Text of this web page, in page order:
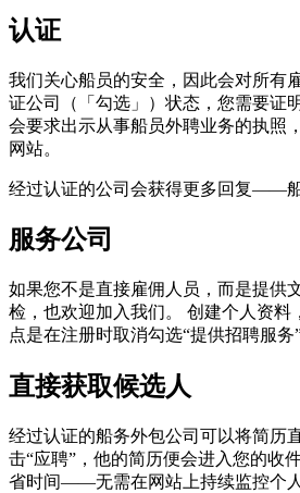
认证
我们关心船员的安全，因此会对所有
证公司（「勾选」）状态，您需要证
会要求出示从事船员外聘业务的执照
网站。
经过认证的公司会获得更多回复——船
服务公司
如果您不是直接雇佣人员，而是提供
检，也欢迎加入我们。 创建个人资料
点是在注册时取消勾选“提供招聘服务
直接获取候选人
经过认证的船务外包公司可以将简历
击“应聘”，他的简历便会进入您的收
省时间——无需在网站上持续监控个人